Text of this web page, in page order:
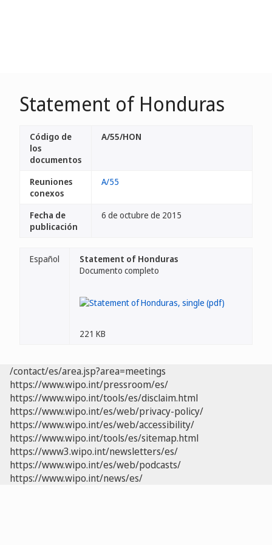
Statement of Honduras
Código de
los
documentos
A/55/HON
Reuniones
conexos
A/55
Fecha de
publicación
6 de octubre de 2015
Español
Statement of Honduras
Documento completo
221 KB
/contact/es/area.jsp?area=meetings
https://www.wipo.int/pressroom/es/
https://www.wipo.int/tools/es/disclaim.html
https://www.wipo.int/es/web/privacy-policy/
https://www.wipo.int/es/web/accessibility/
https://www.wipo.int/tools/es/sitemap.html
https://www3.wipo.int/newsletters/es/
https://www.wipo.int/es/web/podcasts/
https://www.wipo.int/news/es/